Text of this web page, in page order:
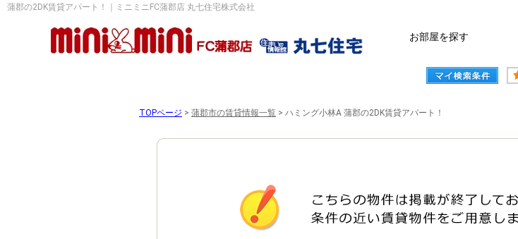
蒲郡の2DK賃貸アパート！｜ミニミニFC蒲郡店 丸七住宅株式会社
お部屋を探す
TOPページ > 蒲郡市の賃貸情報一覧 > ハミング小林A 蒲郡の2DK賃貸アパート！